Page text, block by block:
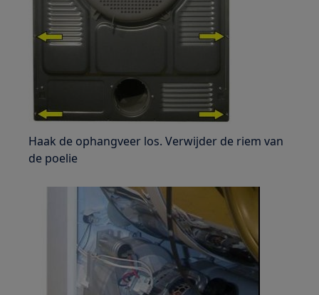
Haak de ophangveer los. Verwijder de riem van
de poelie